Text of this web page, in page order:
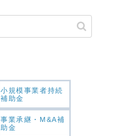
小規模事業者持続
補助金
事業承継・M&A補
助金